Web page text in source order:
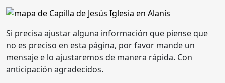
Si precisa ajustar alguna información que piense que
no es preciso en esta página, por favor mande un
mensaje e lo ajustaremos de manera rápida. Con
anticipación agradecidos.